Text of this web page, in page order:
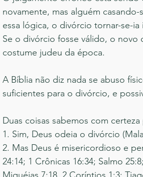
novamente, mas alguém
essa lógica, o divórcio tornar-se-
Se o divórcio fosse válido, o novo
costume judeu da época.
A Bíblia não diz nada se abuso
suficientes para o divórcio, e
Duas coisas sabemos com certeza
1. Sim, Deus odeia o divórcio
2. Mas Deus é misericordioso e
24:14; 1 Crônicas 16:34; Salmo